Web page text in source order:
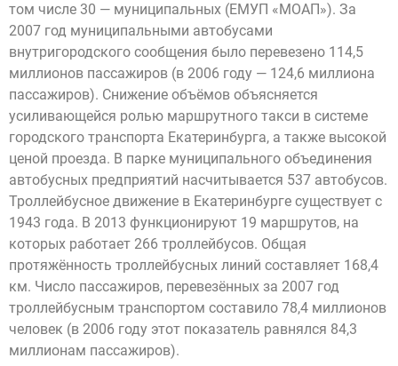
том числе 30 — муниципальных (ЕМУП «МОАП»). За
2007 год муниципальными автобусами
внутригородского сообщения было перевезено 114,5
миллионов пассажиров (в 2006 году — 124,6 миллиона
пассажиров). Снижение объёмов объясняется
усиливающейся ролью маршрутного такси в системе
городского транспорта Екатеринбурга, а также высокой
ценой проезда. В парке муниципального объединения
автобусных предприятий насчитывается 537 автобусов.
Троллейбусное движение в Екатеринбурге существует с
1943 года. В 2013 функционируют 19 маршрутов, на
которых работает 266 троллейбусов. Общая
протяжённость троллейбусных линий составляет 168,4
км. Число пассажиров, перевезённых за 2007 год
троллейбусным транспортом составило 78,4 миллионов
человек (в 2006 году этот показатель равнялся 84,3
миллионам пассажиров).